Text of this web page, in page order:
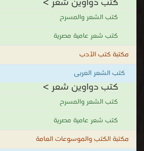
كتب الشعر والمسرح
كتب شعر عامية مصرية
مكتبة كتب الأدب
كتب الشعر العربى
كتب دواوين شعر >
كتب الشعر والمسرح
كتب شعر عامية مصرية
مكتبة الكتب والموسوعات العامة